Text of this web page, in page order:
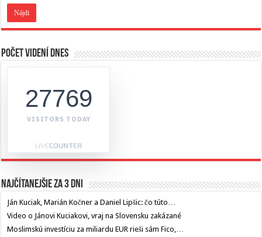
Počet videní dnes
27769
VISITORS TODAY
Najčítanejšie za 3 dni
Ján Kuciak, Marián Kočner a Daniel Lipšic: čo túto…
Video o Jánovi Kuciakovi, vraj na Slovensku zakázané
Moslimskú investíciu za miliardu EUR rieši sám Fico,…